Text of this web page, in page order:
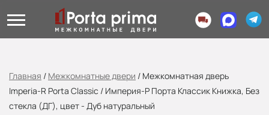
Главная / Межкомнатные двери / Межкомнатная дверь
Imperia-R Porta Classic / Империя-Р Порта Классик Книжка, Без
стекла (ДГ), цвет - Дуб натуральный